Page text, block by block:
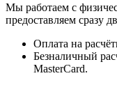
Мы работаем с
предоставляем сразу
Оплата на
Безналичный
MasterCard.